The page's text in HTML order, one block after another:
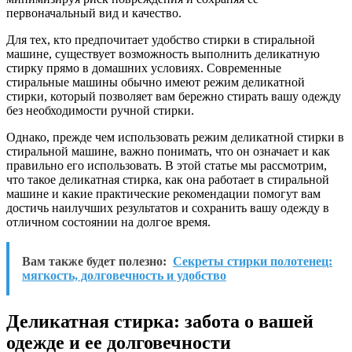
первоначальный вид и качество.
Для тех, кто предпочитает удобство стирки в стиральной
машине, существует возможность выполнить деликатную
стирку прямо в домашних условиях. Современные
стиральные машины обычно имеют режим деликатной
стирки, который позволяет вам бережно стирать вашу одежду
без необходимости ручной стирки.
Однако, прежде чем использовать режим деликатной стирки в
стиральной машине, важно понимать, что он означает и как
правильно его использовать. В этой статье мы рассмотрим,
что такое деликатная стирка, как она работает в стиральной
машине и какие практические рекомендации помогут вам
достичь наилучших результатов и сохранить вашу одежду в
отличном состоянии на долгое время.
Вам также будет полезно: Секреты стирки полотенец:
мягкость, долговечность и удобство
Деликатная стирка: забота о вашей
одежде и ее долговечности